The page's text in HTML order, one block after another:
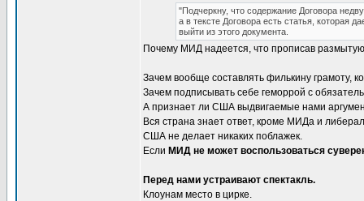
"Подчеркну, что содержание Договора
а в тексте Договора есть статья, которая
выйти из этого документа.
Почему МИД надеется, что прописав
Зачем вообще составлять филькину грамоту,
Зачем подписывать себе геморрой с
А признает ли США выдвигаемые нами
Вся страна знает ответ, кроме МИДа и
США не делает никаких поблажек.
Если МИД не может воспользоваться
Перед нами устраивают спектакль.
Клоунам место в цирке.